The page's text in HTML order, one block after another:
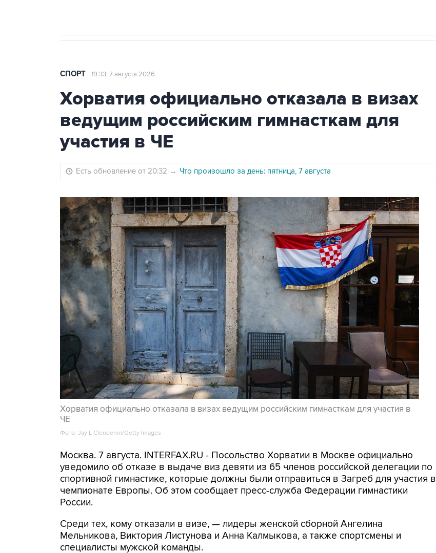
СПОРТ 19:33, 7 августа 2026
Хорватия официально отказала в визах
ведущим российским гимнасткам для
участия в ЧЕ
Есть обновление от 20:32 → Что произошло за день: пятница, 7 августа
Хорватия официально отказала в визах ведущим российским гимнасткам для участия в
ЧЕ
Фото: Jay L Clendenin/Getty Images
Москва. 7 августа. INTERFAX.RU - Посольство Хорватии в Москве официально
уведомило об отказе в выдаче виз девяти из 65 членов российской делегации по
спортивной гимнастике, которые должны были отправиться в Загреб для участия в
чемпионате Европы. Об этом сообщает пресс-служба Федерации гимнастики
России.
Среди тех, кому отказали в визе, — лидеры женской сборной Ангелина
Мельникова, Виктория Листунова и Анна Калмыкова, а также спортсмены и
специалисты мужской команды.